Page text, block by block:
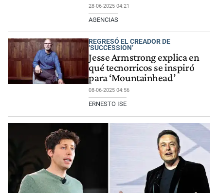
28-06-2025 04:21
AGENCIAS
REGRESÓ EL CREADOR DE
‘SUCCESSION’
Jesse Armstrong explica en
qué tecnorricos se inspiró
para ‘Mountainhead’
08-06-2025 04:56
ERNESTO ISE